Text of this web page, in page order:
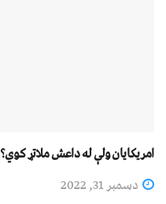
امریکایان ولې له داعش ملاتړ کوي؟
دسمبر 31, 2022